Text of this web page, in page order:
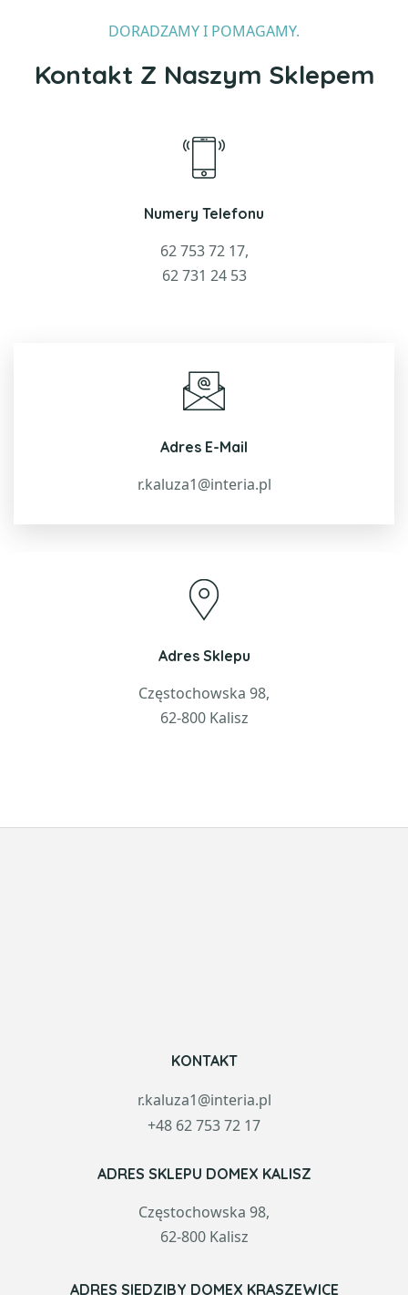
DORADZAMY I POMAGAMY.
Kontakt Z Naszym Sklepem
Numery Telefonu
62 753 72 17,
62 731 24 53
Adres E-Mail
r.kaluza1@interia.pl
Adres Sklepu
Częstochowska 98,
62-800 Kalisz
KONTAKT
r.kaluza1@interia.pl
+48 62 753 72 17
ADRES SKLEPU DOMEX KALISZ
Częstochowska 98,
62-800 Kalisz
ADRES SIEDZIBY DOMEX KRASZEWICE